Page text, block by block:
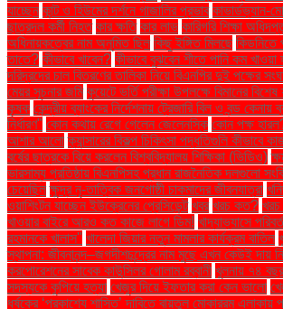
যাচ্ছেন কান্ট ও হিউমের দর্শনে গাজালির প্রভাব কাভার্ডভ্যান-
ছাত্রদল কর্মী নিহত কার ক্ষতি কার লাভ কারিগরি শিক্ষা
অধিনায়কত্বের নাম অনুমিত ছিল কিছু ইঙ্গিত মিলছে কিডনিতে
তাতে? কীভাবে খাবেন? কীভাবে বুঝবেন শীতে পানি কম খাওয়া
দরিদ্রদের চাল বিতরণের তালিকা নিয়ে বিএনপির দুই পক্ষের
মেয়র সূচনার জমি কুয়েটে ভর্তি পরীক্ষা উপলক্ষে বিমানের
কৃষক কেন্দ্রীয় ব্যাংকের নির্দেশনায় ট্রেজারি বিল ও বন্ড কেনায়
নির্ধারণ" কোন কথায় রেগে গেলেন জেলেনস্কি কোন পক্ষ
আশার আলো ক্যান্সারের বিকল্প চিকিৎসা পদ্ধতিগুলি কীভাবে
বর্ষের ছাত্রকে বিয়ে করলেন বিশ্ববিদ্যালয় শিক্ষিকা (ভিডিও)
ভারসাম্য প্রতিষ্ঠায় বিএনপিসহ প্রধান রাজনৈতিক দলগুলো
চেয়েছিল ক্ষুদ্র নৃ-তাত্বিক জনগোষ্ঠী চাকমাদের জীবনযাত্রা
ওয়াশিংটন যাচ্ছেন ইউক্রেনের প্রেসিডেন্ট খবর খরচ কত?
খাওয়ার বাইরে আরও কত কাজে লাগে ডিম! খাদ্যাভ্যাসে
রহমানকে খালাস'' খালেদা জিয়ার নতুন মামলার কার্যক্রম বাতিল
স্থাপনা: জীবনানন্দ–জগদীশচন্দ্রের নাম মুছে এখন কেউই দায়
করপোরেশনের সাবেক কাউন্সিলর গোলাম রব্বানী খুলনায় ৭৪
সদস্যকে কুপিয়ে হত্যা খেজুর দিয়ে ইফতার করা কেন ভালো
ধর্ষকের ‘প্রকাশ্যে শাস্তি’ দাবিতে বায়তুল মোকাররম এলাকায়